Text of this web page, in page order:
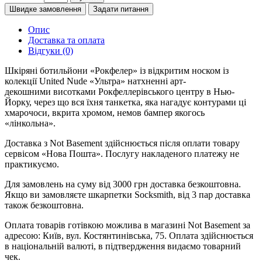
Швидке замовлення
Задати питання
Опис
Доставка та оплата
Відгуки (0)
Шкіряні ботильйони «Рокфелер» із відкритим носком із
колекції United Nude «Ультра» натхненні арт-
декошними висотками Рокфеллерівського центру в Нью-
Йорку, через що вся їхня танкетка, яка нагадує контурами ці
хмарочоси, вкрита хромом, немов бампер якогось
«лінкольна».
Доставка з Not Basement здійснюється після оплати товару
сервісом «Нова Пошта». Послугу накладеного платежу не
практикуємо.
Для замовлень на суму від 3000 грн доставка безкоштовна.
Якщо ви замовляєте шкарпетки Socksmith, від 3 пар доставка
також безкоштовна.
Оплата товарів готівкою можлива в магазині Not Basement за
адресою: Київ, вул. Костянтинівська, 75. Оплата здійснюється
в національній валюті, в підтвердження видаємо товарний
чек.